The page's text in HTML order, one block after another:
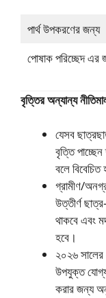
পার্থ উপকরণের জন্য
পোষাক পরিচ্ছেদ এর
বৃত্তির অন্যান্য
যেসব
বৃত্তি পাচ্ছেন
বলে বিবেচিত
গ্রামীণ/
উত্তীর্ণ
থাকবে এবং
হবে।
২০২৬
উপযুক্ত
করার জন্য